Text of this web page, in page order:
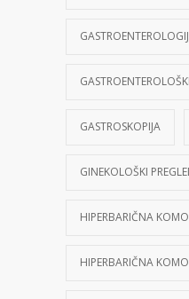
GASTROSKOPIJA
GINEKOLOŠKI
HIPERBARIČNA
HIPERBARIČNA